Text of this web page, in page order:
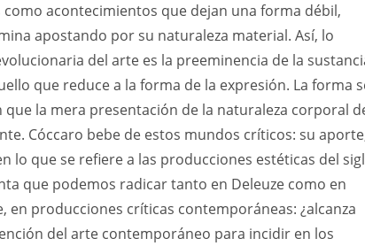
como acontecimientos que dejan una forma débil,
apostando por su naturaleza material. Así, lo
del arte es la preeminencia de la
que reduce a la forma de la expresión. La forma
que la mera presentación de la naturaleza corporal
Cóccaro bebe de estos mundos críticos: su
lo que se refiere a las producciones estéticas del
que podemos radicar tanto en Deleuze como en
en producciones críticas contemporáneas: ¿alcanza
del arte contemporáneo para incidir en los